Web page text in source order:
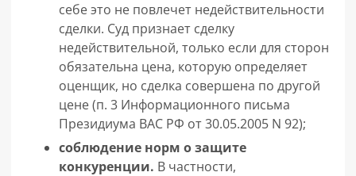
себе это не повлечет недействительности
сделки. Суд признает сделку
недействительной, только если для сторон
обязательна цена, которую определяет
оценщик, но сделка совершена по другой
цене (п. 3 Информационного письма
Президиума ВАС РФ от 30.05.2005 N 92);
соблюдение норм о защите
конкуренции. В частности,